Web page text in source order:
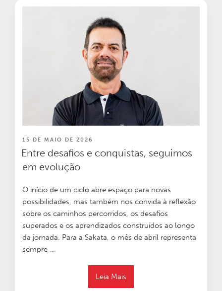
PUBLICADO
EM
15 DE MAIO DE 2026
Entre desafios e conquistas, seguimos
em evolução
O início de um ciclo abre espaço para novas
possibilidades, mas também nos convida à reflexão
sobre os caminhos percorridos, os desafios
superados e os aprendizados construídos ao longo
da jornada. Para a Sakata, o mês de abril representa
sempre …
Leia Mais